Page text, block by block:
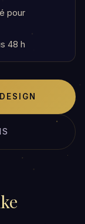
pour
48 h